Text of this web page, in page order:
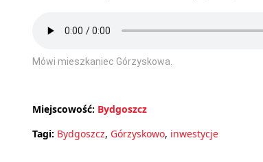
Mówi mieszkaniec Górzyskowa.
Miejscowość: Bydgoszcz
Tagi: Bydgoszcz, Górzyskowo, inwestycje